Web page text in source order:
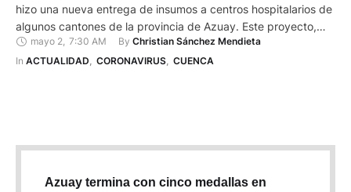
hizo una nueva entrega de insumos a centros hospitalarios de
algunos cantones de la provincia de Azuay. Este proyecto,
que es sin fines de lucro, busca apoyar a las casas de salud
para atender a pacientes que tengan coronavirus o Covid-19,
mayo 2 7:30 AM By Christian Sánchez Mendieta
In ACTUALIDAD, CORONAVIRUS, CUENCA
Azuay termina con cinco medallas en